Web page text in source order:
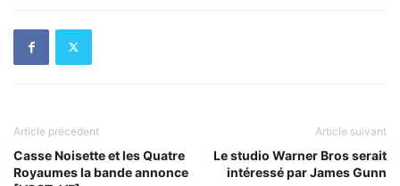
Article précédent
Casse Noisette et les Quatre
Royaumes la bande annonce
Article suivant
Le studio Warner Bros serait
intéressé par James Gunn